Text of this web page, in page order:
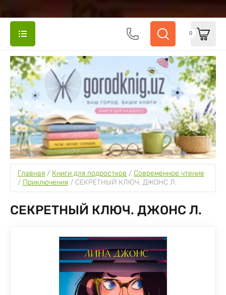
0
Главная / Книги для подростков / Cовременное чтение
/ Приключения / СЕКРЕТНЫЙ КЛЮЧ. ДЖОНС Л.
СЕКРЕТНЫЙ КЛЮЧ. ДЖОНС Л.